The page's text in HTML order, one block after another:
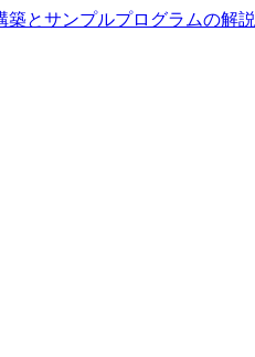
築とサンプルプログラムの解説